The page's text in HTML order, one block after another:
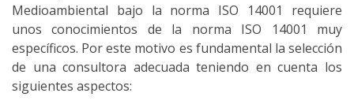
Medioambiental bajo la norma ISO 14001 requiere
unos conocimientos de la norma ISO 14001 muy
específicos. Por este motivo es fundamental la selección
de una consultora adecuada teniendo en cuenta los
siguientes aspectos: